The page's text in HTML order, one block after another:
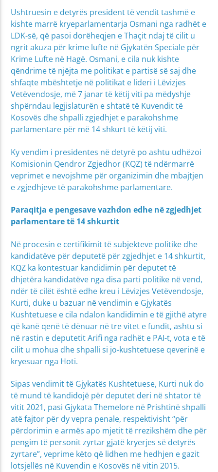
Ushtruesin e detyrës president të vendit tashmë e
kishte marrë kryeparlamentarja Osmani nga radhët e
LDK-së, që pasoi dorëheqjen e Thaçit ndaj të cilit u
ngrit akuza për krime lufte në Gjykatën Speciale për
Krime Lufte në Hagë. Osmani, e cila nuk kishte
qëndrime të njëjta me politikat e partisë së saj dhe
shfaqte mbështetje në politikat e lideri i Lëvizjes
Vetëvendosje, më 7 janar të këtij viti pa mëdyshje
shpërndau legjislaturën e shtatë të Kuvendit të
Kosovës dhe shpalli zgjedhjet e parakohshme
parlamentare për më 14 shkurt të këtij viti.
Ky vendim i presidentes në detyrë po ashtu udhëzoi
Komisionin Qendror Zgjedhor (KQZ) të ndërmarrë
veprimet e nevojshme për organizimin dhe mbajtjen
e zgjedhjeve të parakohshme parlamentare.
Paraqitja e pengesave vazhdon edhe në zgjedhjet
parlamentare të 14 shkurtit
Në procesin e certifikimit të subjekteve politike dhe
kandidatëve për deputetë për zgjedhjet e 14 shkurtit,
KQZ ka kontestuar kandidimin për deputet të
dhjetëra kandidatëve nga disa parti politike në vend,
ndër të cilët është edhe kreu i Lëvizjes Vetëvendosje,
Kurti, duke u bazuar në vendimin e Gjykatës
Kushtetuese e cila ndalon kandidimin e të gjithë atyre
që kanë qenë të dënuar në tre vitet e fundit, ashtu si
në rastin e deputetit Arifi nga radhët e PAI-t, vota e të
cilit u mohua dhe shpalli si jo-kushtetuese qeverinë e
kryesuar nga Hoti.
Sipas vendimit të Gjykatës Kushtetuese, Kurti nuk do
të mund të kandidojë për deputet deri në shtator të
vitit 2021, pasi Gjykata Themelore në Prishtinë shpalli
atë fajtor për dy vepra penale, respektivisht “për
përdorimin e armës apo mjetit të rrezikshëm dhe për
pengim të personit zyrtar gjatë kryerjes së detyrës
zyrtare”, veprime këto që lidhen me hedhjen e gazit
lotsjellës në Kuvendin e Kosovës në vitin 2015.